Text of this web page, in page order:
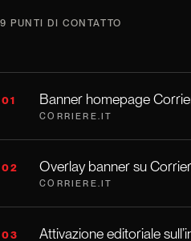
9 PUNTI DI CONTATTO
01 Banner homepage
CORRIERE.IT
02 Overlay banner su
CORRIERE.IT
03 Attivazione editoriale